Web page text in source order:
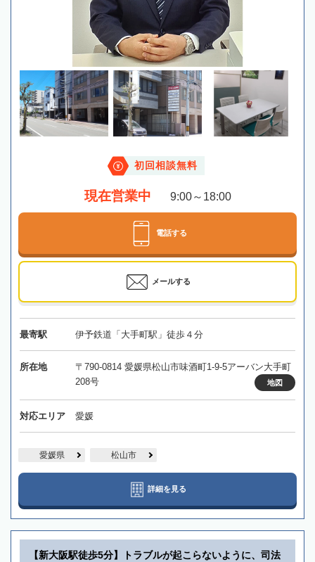
初回相談無料
現在営業中 9:00～18:00
電話する
メールする
最寄駅 伊予鉄道「大手町駅」徒歩４分
所在地
〒790-0814 愛媛県松山市味酒町1-9-5アーバン大手町
208号
地図
対応エリア 愛媛
愛媛県 松山市
詳細を見る
【新大阪駅徒歩5分】トラブルが起こらないように、司法